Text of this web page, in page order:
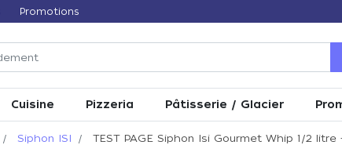
Promotions
Cuisine Pizzeria Pâtisserie / Glacier
Siphon ISI TEST PAGE Siphon Isi Gourmet Whip 1/2